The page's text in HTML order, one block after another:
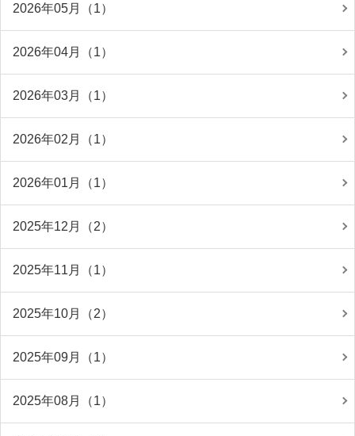
2026年05月（1）
2026年04月（1）
2026年03月（1）
2026年02月（1）
2026年01月（1）
2025年12月（2）
2025年11月（1）
2025年10月（2）
2025年09月（1）
2025年08月（1）